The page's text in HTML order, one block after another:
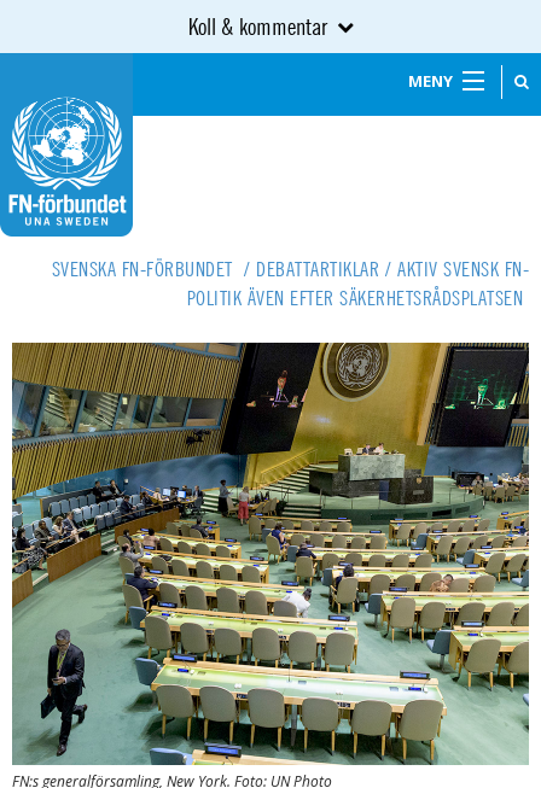
Koll & kommentar
MENY
SVENSKA FN-FÖRBUNDET / DEBATTARTIKLAR / AKTIV SVENSK FN-
POLITIK ÄVEN EFTER SÄKERHETSRÅDSPLATSEN
FN:s generalförsamling, New York. Foto: UN Photo